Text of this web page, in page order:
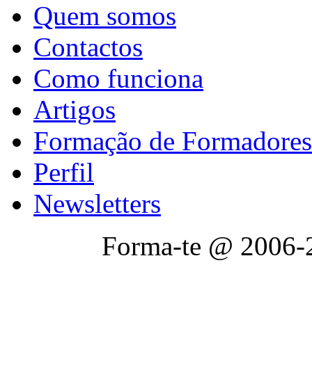
Quem somos
Contactos
Como funciona
Artigos
Formação de Formadores
Perfil
Newsletters
Forma-te @